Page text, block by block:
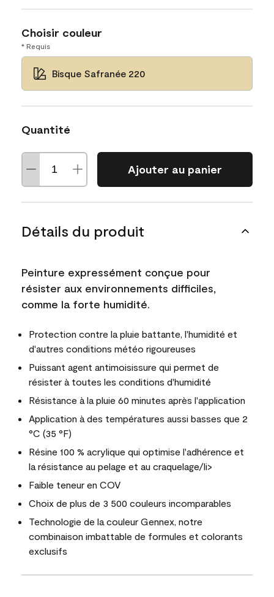
Choisir couleur
* Requis
Bisque Safranée 220
Quantité
Ajouter au panier
Détails du produit
Peinture expressément conçue pour
résister aux environnements difficiles,
comme la forte humidité.
Protection contre la pluie battante, l'humidité et
d'autres conditions météo rigoureuses
Puissant agent antimoisissure qui permet de
résister à toutes les conditions d'humidité
Résistance à la pluie 60 minutes après l'application
Application à des températures aussi basses que 2
°C (35 °F)
Résine 100 % acrylique qui optimise l'adhérence et
la résistance au pelage et au craquelage/li>
Faible teneur en COV
Choix de plus de 3 500 couleurs incomparables
Technologie de la couleur Gennex, notre
combinaison imbattable de formules et colorants
exclusifs